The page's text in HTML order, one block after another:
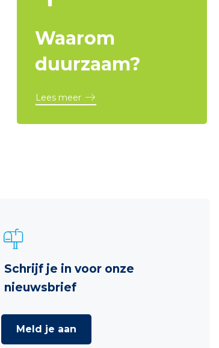
Waarom
duurzaam?
Lees meer
Schrijf je in voor onze
nieuwsbrief
Meld je aan